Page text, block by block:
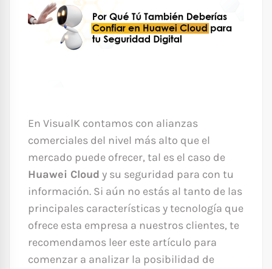
En VisualK contamos con alianzas
comerciales del nivel más alto que el
mercado puede ofrecer, tal es el caso de
Huawei Cloud y su seguridad para con tu
información. Si aún no estás al tanto de las
principales características y tecnología que
ofrece esta empresa a nuestros clientes, te
recomendamos leer este artículo para
comenzar a analizar la posibilidad de